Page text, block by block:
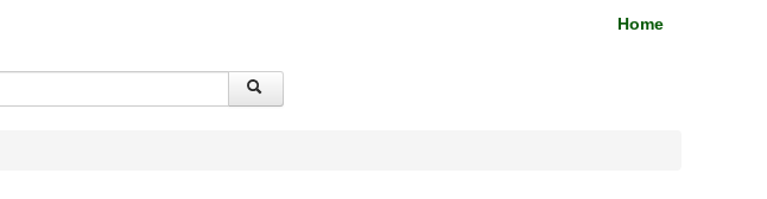
Home